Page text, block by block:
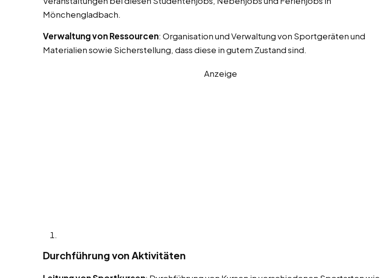
Mönchengladbach.
Verwaltung von Ressourcen: Organisation und Verwaltung von Sportgeräten und
Materialien sowie Sicherstellung, dass diese in gutem Zustand sind.
Anzeige
Durchführung von Aktivitäten